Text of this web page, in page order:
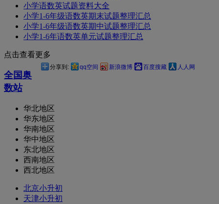
小学语数英试题资料大全
小学1-6年级语数英期末试题整理汇总
小学1-6年级语数英期中试题整理汇总
小学1-6年语数英单元试题整理汇总
点击查看更多
分享到: qq空间 新浪微博 百度搜藏 人人网
全国奥
数站
华北地区
华东地区
华南地区
华中地区
东北地区
西南地区
西北地区
北京小升初
天津小升初